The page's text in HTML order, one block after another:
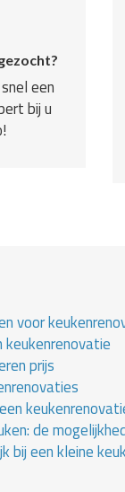
een
bij u
voor
keukenrenovatie
prijs
de
bij een kleine